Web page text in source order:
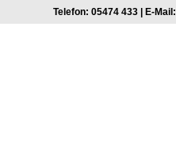
Telefon: 05474 433 | E-Mail: